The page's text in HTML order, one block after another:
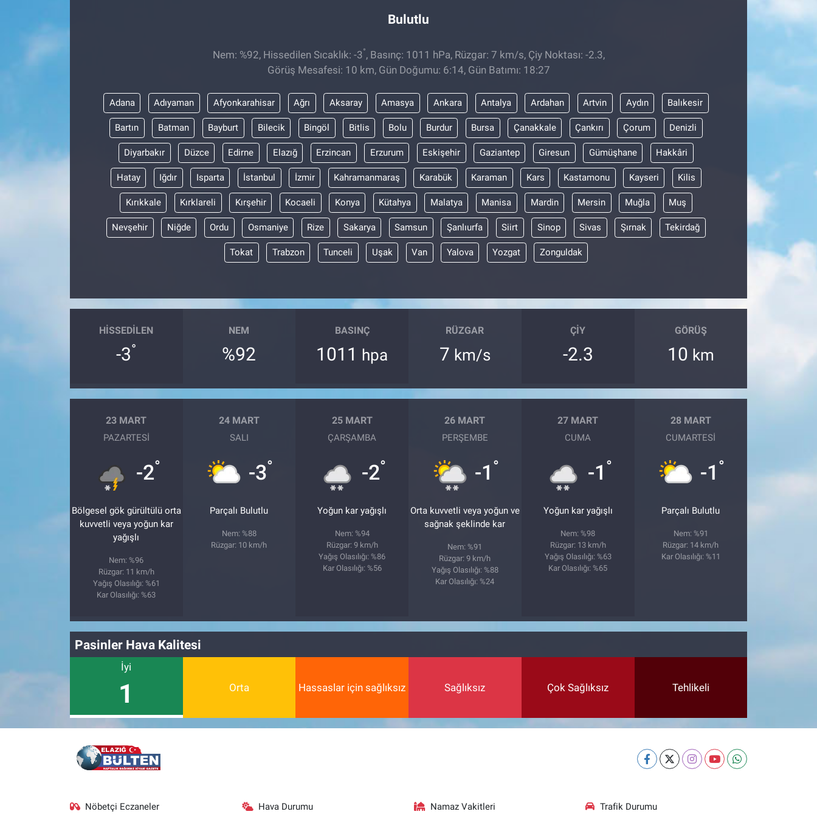
Bulutlu
Nem: %92, Hissedilen Sıcaklık: -3°, Basınç: 1011 hPa, Rüzgar: 7 km/s, Çiy Noktası: -2.3,
Görüş Mesafesi: 10 km, Gün Doğumu: 6:14, Gün Batımı: 18:27
Adana Adıyaman Afyonkarahisar Ağrı Aksaray Amasya Ankara Antalya Ardahan Artvin Aydın Balıkesir
Bartın Batman Bayburt Bilecik Bingöl Bitlis Bolu Burdur Bursa Çanakkale Çankırı Çorum Denizli
Diyarbakır Düzce Edirne Elazığ Erzincan Erzurum Eskişehir Gaziantep Giresun Gümüşhane Hakkâri
Hatay Iğdır Isparta İstanbul İzmir Kahramanmaraş Karabük Karaman Kars Kastamonu Kayseri Kilis
Kırıkkale Kırklareli Kırşehir Kocaeli Konya Kütahya Malatya Manisa Mardin Mersin Muğla Muş
Nevşehir Niğde Ordu Osmaniye Rize Sakarya Samsun Şanlıurfa Siirt Sinop Sivas Şırnak Tekirdağ
Tokat Trabzon Tunceli Uşak Van Yalova Yozgat Zonguldak
HISSEDILEN
-3°
NEM
%92
BASINÇ
1011 hpa
RÜZGAR
7 km/s
ÇIY
-2.3
GÖRÜŞ
10 km
23 MART
PAZARTESI
-2°
Bölgesel gök gürültülü orta
kuvvetli veya yoğun kar
yağışlı
Nem: %96
Rüzgar: 11 km/h
Yağış Olasılığı: %61
Kar Olasılığı: %63
24 MART
SALI
-3°
Parçalı Bulutlu
Nem: %88
Rüzgar: 10 km/h
25 MART
ÇARŞAMBA
-2°
Yoğun kar yağışlı
Nem: %94
Rüzgar: 9 km/h
Yağış Olasılığı: %86
Kar Olasılığı: %56
26 MART
PERŞEMBE
-1 °
Orta kuvvetli veya yoğun ve
sağnak şeklinde kar
Nem: %91
Rüzgar: 9 km/h
Yağış Olasılığı: %88
Kar Olasılığı: %24
27 MART
CUMA
-1 °
Yoğun kar yağışlı
Nem: %98
Rüzgar: 13 km/h
Yağış Olasılığı: %63
Kar Olasılığı: %65
28 MART
CUMARTESI
-1 °
Parçalı Bulutlu
Nem: %91
Rüzgar: 14 km/h
Kar Olasılığı: %11
Pasinler Hava Kalitesi
İyi
1 Orta Hassaslar için sağlıksız Sağlıksız Çok Sağlıksız Tehlikeli
Nöbetçi Eczaneler Hava Durumu Namaz Vakitleri Trafik Durumu
Sağlıklı Yaşam
Siyaset